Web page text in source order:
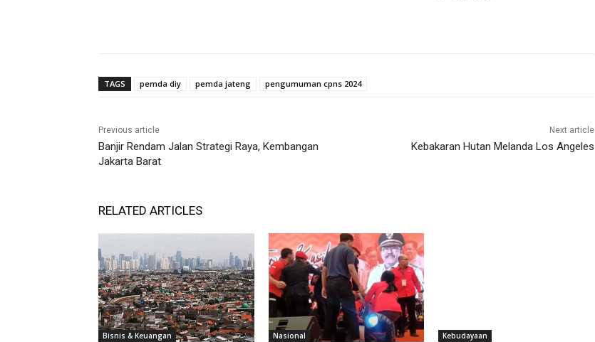
TAGS pemda diy pemda jateng pengumuman cpns 2024
Previous article
Banjir Rendam Jalan Strategi Raya, Kembangan
Jakarta Barat
Next article
Kebakaran Hutan Melanda Los Angeles
RELATED ARTICLES
Bisnis & Keuangan Nasional Kebudayaan